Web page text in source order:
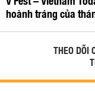
hoành tráng của
THEO DÕI